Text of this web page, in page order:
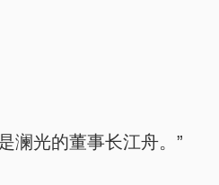
澜光的董事长江舟。”